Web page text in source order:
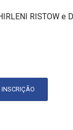
RISTOW e